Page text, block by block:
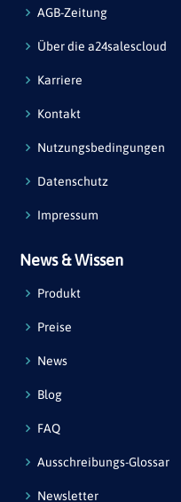
AGB-Zeitung
Über die a24salescloud
Karriere
Kontakt
Nutzungsbedingungen
Datenschutz
Impressum
News & Wissen
Produkt
Preise
News
Blog
FAQ
Ausschreibungs-Glossar
Newsletter